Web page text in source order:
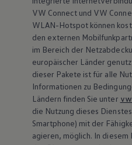
Über Ihr Auto
Volkswagen
Warn- und
Digitale
Live Beratung
Magazin
Lifestyle
Transport
Familie
Volkswagen R
VW Connect und VW
WLAN-Hotspot können
den externen
im Bereich der
europäischer Länder
dieser Pakete ist für alle
Informationen zu
Ländern finden Sie unter
die Nutzung dieses
Smartphone) mit der
agieren, möglich. In